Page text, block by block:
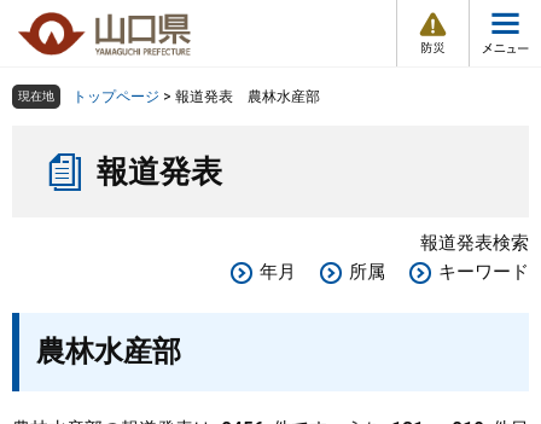
の
ー
メ
組織で探す
Other Languages
くらし・環境
現在地 トップページ > 報道発表 農林水産部
報道発表
報道発表検索
年月
所属 キーワード
農林水産部